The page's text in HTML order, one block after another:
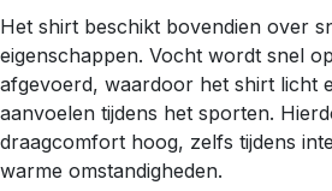
Het shirt beschikt bovendien over
eigenschappen. Vocht wordt snel
afgevoerd, waardoor het shirt licht
aanvoelen tijdens het sporten.
draagcomfort hoog, zelfs tijdens
warme omstandigheden.